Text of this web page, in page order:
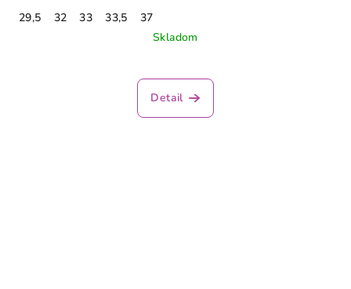
29,5 32 33 33,5
37
Skladom
Detail